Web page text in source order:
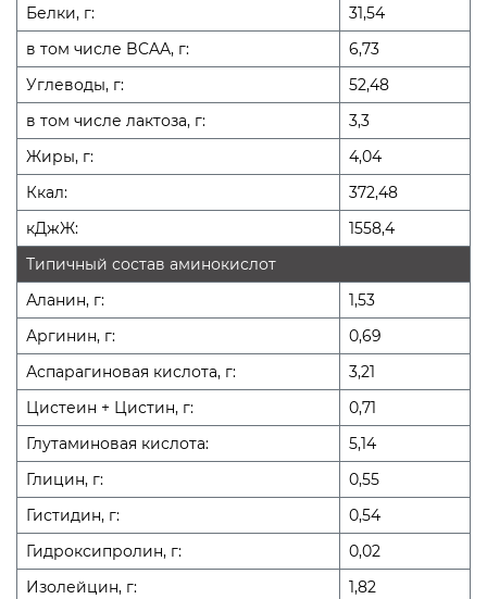
Белки, г:
31,54
в том числе BCAA, г:
6,73
Углеводы, г:
52,48
в том числе лактоза, г:
3,3
Жиры, г:
4,04
Ккал:
372,48
кДжЖ:
1558,4
Типичный состав аминокислот
Аланин, г:
1,53
Аргинин, г:
0,69
Аспарагиновая кислота, г:
3,21
Цистеин + Цистин, г:
0,71
Глутаминовая кислота:
5,14
Глицин, г:
0,55
Гистидин, г:
0,54
Гидроксипролин, г:
0,02
Изолейцин, г:
1,82